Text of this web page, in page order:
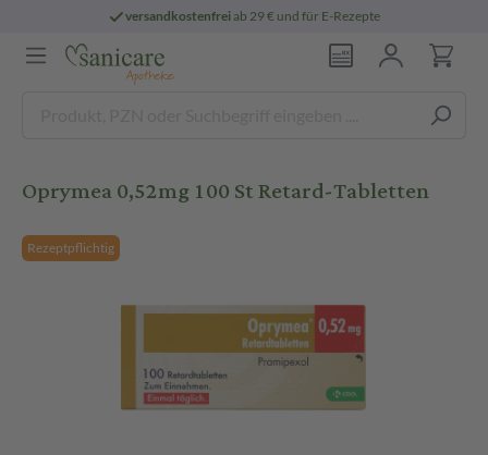
versandkostenfreiab 29 € und für E-Rezepte
Oprymea 0,52mg 100 St Retard-Tabletten
Rezeptpflichtig